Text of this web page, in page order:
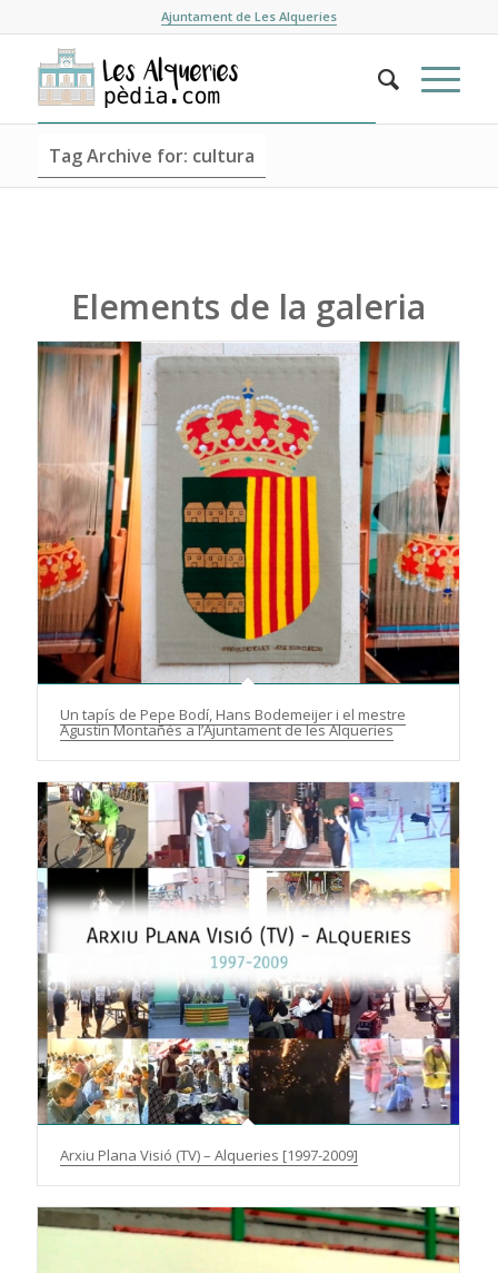
Ajuntament de Les Alqueries
Tag Archive for: cultura
Elements de la galeria
Un tapís de Pepe Bodí, Hans Bodemeijer i el mestre
Agustín Montañés a l’Ajuntament de les Alqueries
Arxiu Plana Visió (TV) – Alqueries [1997-2009]